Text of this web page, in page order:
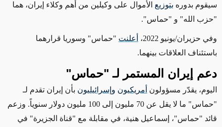
سيقوم بدوره بتوزيع الأموال على وكيلين من أهم وكلاء إيران، هما
"حزب الله" و "حماس".
وفي حزيران/يونيو 2022، أعلنت "حماس" وسوريا قرارهما
باستئناف العلاقات بينهما.
دعم إيران المستمر لـ "حماس"
اليوم، يقدّر مسؤولون أمريكيون وإسرائيليون بأن إيران تقدم لـ
"حماس" ما لا يقل عن 70 مليون إلى 100 مليون دولار سنوياً. وزعم
قائد "حماس"، إسماعيل هنية، في مقابلة مع "قناة الجزيرة" في